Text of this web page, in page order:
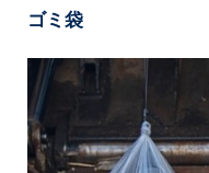
ゴミ袋